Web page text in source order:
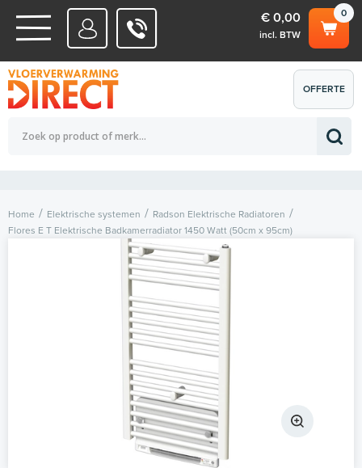
WATERSYSTEMEN
ELEKTRISCHE SYSTEMEN
0
€ 0,00
incl. BTW
Totaalbedrag (incl. BTW) € 0,00
OFFERTE
AANVRAGEN
Home Elektrische systemen
Radson Elektrische Radiatoren
Flores E T Elektrische Badkamerradiator 1450 Watt (50cm x 95cm)